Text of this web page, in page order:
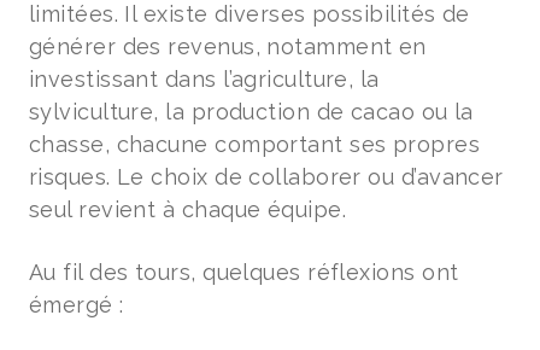
limitées. Il existe diverses possibilités de
générer des revenus, notamment en
investissant dans l’agriculture, la
sylviculture, la production de cacao ou la
chasse, chacune comportant ses propres
risques. Le choix de collaborer ou d’avancer
seul revient à chaque équipe.
Au fil des tours, quelques réflexions ont
émergé :